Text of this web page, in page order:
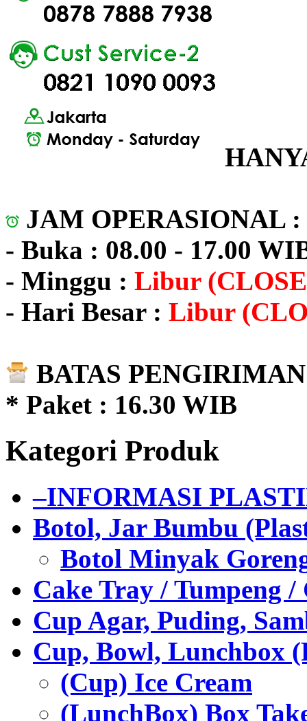
JAM OPERASIONAL :
- Buka : 08.00 - 17.00
- Minggu : Libur
- Hari Besar : Libur
BATAS
* Paket : 16.30 WIB
Kategori Produk
–INFORMASI
Botol, Jar Bumbu
Botol Minyak
Cake Tray / Tumpeng /
Cup Agar, Puding,
Cup, Bowl, Lunchbox
(Cup) Ice Cream
(LunchBox) Box